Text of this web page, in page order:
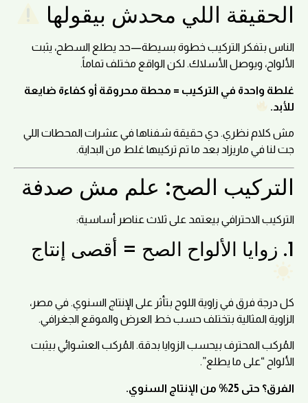
الحقيقة اللي محدش بيقولها
الناس بتفكر التركيب خطوة بسيطة—حد يطلع السطح، يثبت
الألواح، ويوصل الأسلاك. لكن الواقع مختلف تماماً.
غلطة واحدة في التركيب = محطة محروقة أو كفاءة ضايعة
للأبد.
مش كلام نظري. دي حقيقة شفناها في عشرات المحطات اللي
جت لنا في ماريزاد بعد ما تم تركيبها غلط من البداية.
التركيب الصح: علم مش صدفة
التركيب الاحترافي بيعتمد على ثلاث عناصر أساسية:
1. زوايا الألواح الصح = أقصى إنتاج
كل درجة فرق في زاوية اللوح بتأثر على الإنتاج السنوي. في مصر،
الزاوية المثالية بتختلف حسب خط العرض والموقع الجغرافي.
المُركب المحترف بيحسب الزوايا بدقة. المُركب العشوائي بيثبت
الألواح “على ما يطلع”.
الفرق؟ حتى 25% من الإنتاج السنوي.